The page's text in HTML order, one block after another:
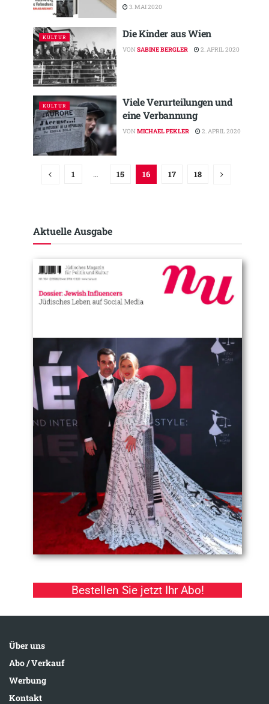
3. MAI 2020
KULTUR Die Kinder aus Wien
VON SABINE BERGLER 2. APRIL 2020
KULTUR
Viele Verurteilungen und
eine Verbannung
VON MICHAEL PEKLER 2. APRIL 2020
1 … 15 16 17 18
Aktuelle Ausgabe​
Bestellen Sie jetzt Ihr Abo!
Über uns
Abo / Verkauf
Werbung
Kontakt